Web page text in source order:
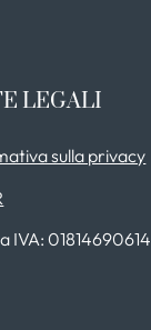
LEGALI
sulla privacy
IVA: 01814690614